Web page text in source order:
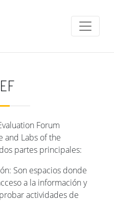
Forum
and Labs of the
partes principales:
Son espacios donde
a la información y
actividades de